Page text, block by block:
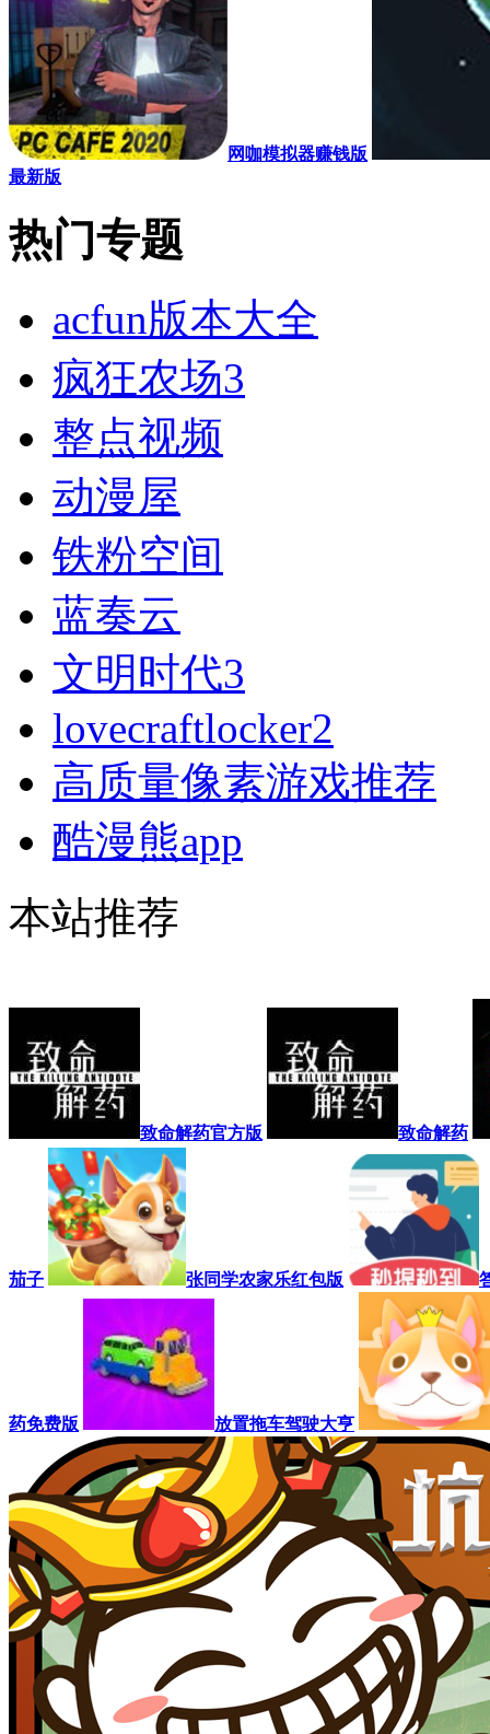
网咖模拟器赚钱版
最新版
热门专题
acfun版本大全
疯狂农场3
整点视频
动漫屋
铁粉空间
蓝奏云
文明时代3
lovecraftlocker2
高质量像素游戏推荐
酷漫熊app
本站推荐
致命解药官方版 致命解药
茄子 张同学农家乐红包版
药免费版 放置拖车驾驶大亨